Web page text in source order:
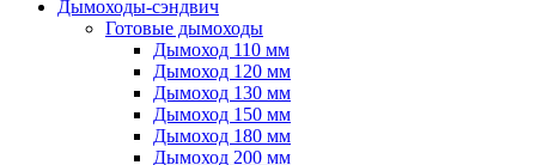
Дымоходы-сэндвич
Готовые дымоходы
Дымоход 110 мм
Дымоход 120 мм
Дымоход 130 мм
Дымоход 150 мм
Дымоход 180 мм
Дымоход 200 мм